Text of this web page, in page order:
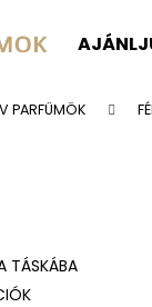
PARFÜMÖK
TÁSKÁBA